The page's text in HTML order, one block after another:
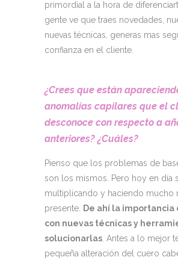
primordial a la hora de
gente ve que traes novedades,
nuevas técnicas, generas mas
confianza en el cliente.
¿Crees que están
anomalías capilares que el
desconoce con respecto a
anteriores? ¿Cuáles?
Pienso que los problemas de
son los mismos. Pero hoy en día
multiplicando y haciendo mucho
presente.
De ahí la importancia
con nuevas técnicas y
solucionarlas . Antes a lo mejor
pequeña alteración del cuero